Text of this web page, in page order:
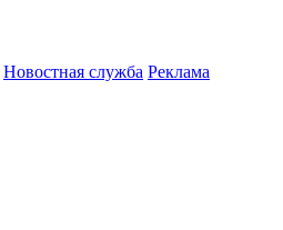
Новостная служба Реклама